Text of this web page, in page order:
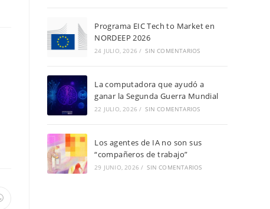
Programa EIC Tech to Market en
NORDEEP 2026
24 JULIO, 2026 / SIN COMENTARIOS
La computadora que ayudó a
ganar la Segunda Guerra Mundial
22 JULIO, 2026 / SIN COMENTARIOS
Los agentes de IA no son sus
“compañeros de trabajo”
29 JUNIO, 2026 / SIN COMENTARIOS